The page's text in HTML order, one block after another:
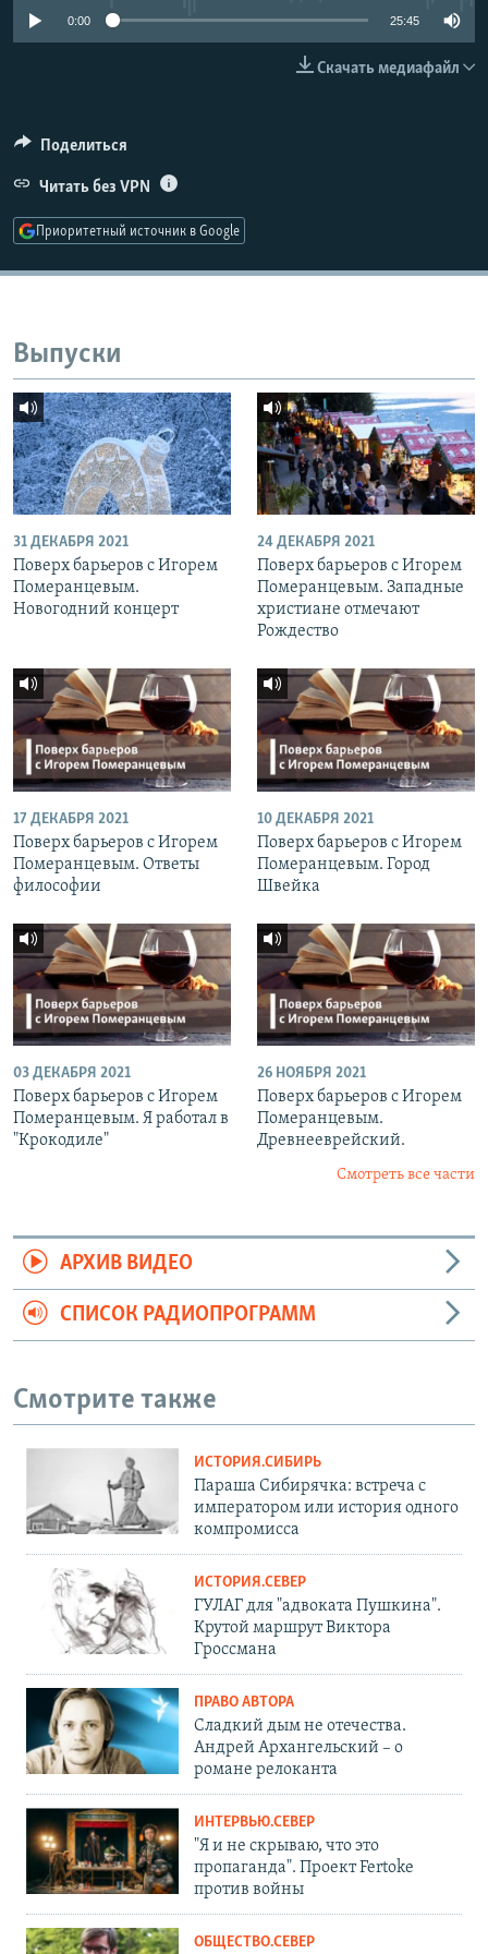
РАСПИСАНИЕ ВЕЩАНИЯ
Все сайты РСЕ/РС
0:00 25:45
Скачать медиафайл
Поделиться
Читать без VPN
Приоритетный источник в Google
Выпуски
31 ДЕКАБРЯ 2021
Поверх барьеров с Игорем
Померанцевым.
Новогодний концерт
24 ДЕКАБРЯ 2021
Поверх барьеров с Игорем
Померанцевым. Западные
христиане отмечают
Рождество
17 ДЕКАБРЯ 2021
Поверх барьеров с Игорем
Померанцевым. Ответы
философии
10 ДЕКАБРЯ 2021
Поверх барьеров с Игорем
Померанцевым. Город
Швейка
03 ДЕКАБРЯ 2021
Поверх барьеров с Игорем
Померанцевым. Я работал в
"Крокодиле"
26 НОЯБРЯ 2021
Поверх барьеров с Игорем
Померанцевым.
Древнееврейский.
Смотреть все части
АРХИВ ВИДЕО
СПИСОК РАДИОПРОГРАММ
Смотрите также
ИСТОРИЯ.СИБИРЬ
Параша Сибирячка: встреча с
императором или история одного
компромисса
ИСТОРИЯ.СЕВЕР
ГУЛАГ для "адвоката Пушкина".
Крутой маршрут Виктора
Гроссмана
ПРАВО АВТОРА
Сладкий дым не отечества.
Андрей Архангельский – о
романе релоканта
ИНТЕРВЬЮ.СЕВЕР
"Я и не скрываю, что это
пропаганда". Проект Fertoke
против войны
ОБЩЕСТВО.СЕВЕР